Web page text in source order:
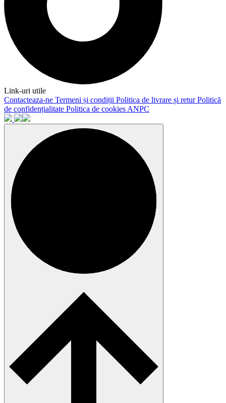
Link-uri utile
Contacteaza-ne Termeni și condiții Politica de livrare și returPolitică
de confidențialitate Politica de cookies ANPC